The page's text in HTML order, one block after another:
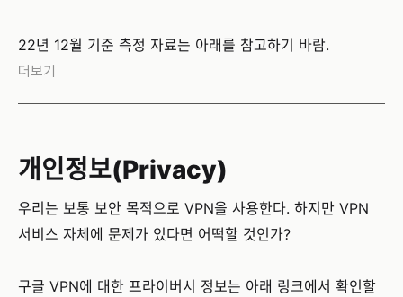
22년 12월 기준 측정 자료는 아래를 참고하기 바람.
더보기
개인정보(Privacy)
우리는 보통 보안 목적으로 VPN을 사용한다. 하지만 VPN
서비스 자체에 문제가 있다면 어떡할 것인가?
구글 VPN에 대한 프라이버시 정보는 아래 링크에서 확인할